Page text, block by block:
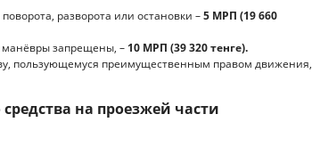
разворота или остановки –5 МРП (19 660
манёвры запрещены, – 10 МРП (39 320 тенге).
пользующемуся преимущественным правом движения,
на проезжей части